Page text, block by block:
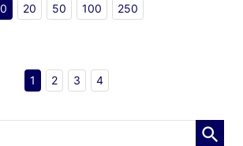
20 50 100 250
1 2 3 4